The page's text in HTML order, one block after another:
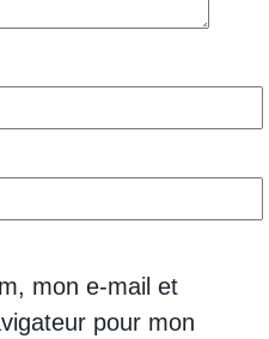
mon e-mail et
pour mon